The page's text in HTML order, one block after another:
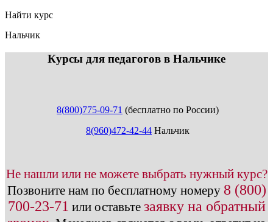
Найти курс
Нальчик
Курсы для педагогов в Нальчике
8(800)775-09-71 (бесплатно по России)
8(960)472-42-44 Нальчик
Не нашли или не можете выбрать нужный курс?
Позвоните нам по бесплатному номеру 8 (800)
700-23-71 или оставьте заявку на обратный